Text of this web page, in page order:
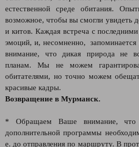
естественной среде обитания.
возможное, чтобы вы смогли увидеть
и китов. Каждая встреча с
эмоций, и, несомненно,
внимание, что дикая природа не
планам. Мы не можем
обитателями, но точно можем
красивые кадры.
Возвращение в Мурманск.
* Обращаем Ваше внимание, что
дополнительной программы
е. до отправления по маршруту. В